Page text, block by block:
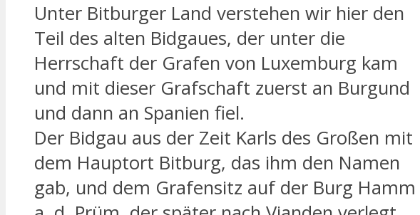
Unter Bitburger Land verstehen wir hier den
Teil des alten Bidgaues, der unter die
Herrschaft der Grafen von Luxemburg kam
und mit dieser Grafschaft zuerst an Burgund
und dann an Spanien fiel.
Der Bidgau aus der Zeit Karls des Großen mit
dem Hauptort Bitburg, das ihm den Namen
gab, und dem Grafensitz auf der Burg Hamm